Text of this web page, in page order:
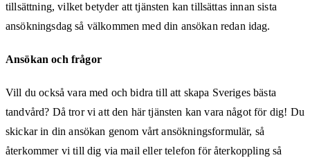
tillsättning, vilket betyder att tjänsten kan tillsättas innan sista
ansökningsdag så välkommen med din ansökan redan idag.
Ansökan och frågor
Vill du också vara med och bidra till att skapa Sveriges bästa
tandvård? Då tror vi att den här tjänsten kan vara något för dig! Du
skickar in din ansökan genom vårt ansökningsformulär, så
återkommer vi till dig via mail eller telefon för återkoppling så